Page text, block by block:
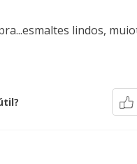
lindos,